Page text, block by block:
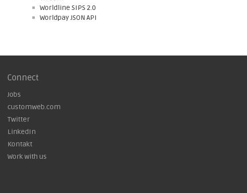
Worldline SIPS 2.0
Worldpay JSON API
Connect
Jobs
customweb.com
Twitter
LinkedIn
Kontakt
Work with us